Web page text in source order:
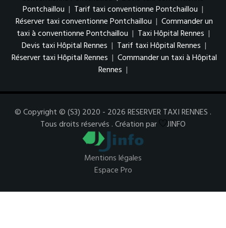
Pontchaillou | Tarif taxi conventionne Pontchaillou |
Réserver taxi conventionne Pontchaillou | Commander un
taxi à conventionne Pontchaillou | Taxi Hôpital Rennes |
Devis taxi Hôpital Rennes | Tarif taxi Hôpital Rennes |
Réserver taxi Hôpital Rennes | Commander un taxi à Hôpital
Rennes |
© Copyright © (S3) 2020 - 2026 RESERVER TAXI RENNES .
Tous droits réservés . Création par
JINFO
Mentions légales
Espace Pro